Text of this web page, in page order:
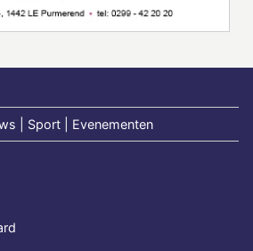
| Sport | Evenementen